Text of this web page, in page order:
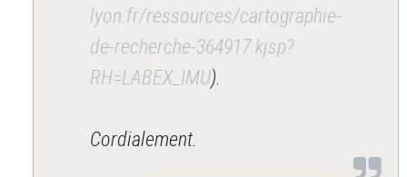
lyon.fr/ressources/cartographie-
de-recherche-364917.kjsp?
RH=LABEX_IMU).
Cordialement.